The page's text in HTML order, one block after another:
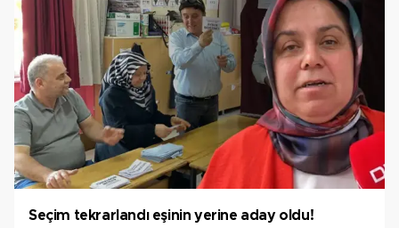
Seçim tekrarlandı eşinin yerine aday oldu!